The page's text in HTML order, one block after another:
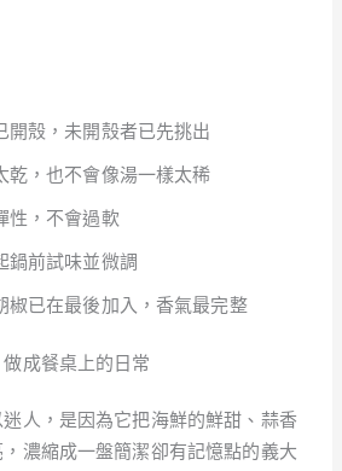
開殼，未開殼者已先挑出
乾，也不會像湯一樣太稀
性，不會過軟
鍋前試味並微調
椒已在最後加入，香氣最完整
成餐桌上的日常
人，是因為它把海鮮的鮮甜、蒜香
濃縮成一盤簡潔卻有記憶點的義大